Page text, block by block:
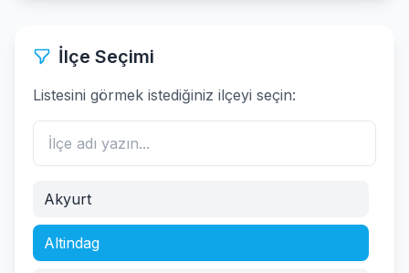
İlçe Seçimi
Listesini görmek istediğiniz ilçeyi seçin:
Akyurt
Altindag